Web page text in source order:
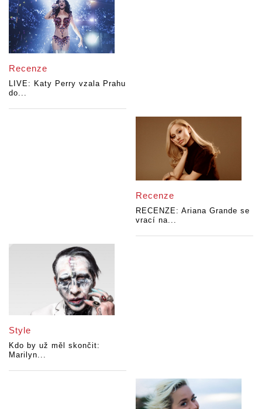
Recenze
LIVE: Katy Perry vzala Prahu
do...
Recenze
RECENZE: Ariana Grande se
vrací na...
Style
Kdo by už měl skončit:
Marilyn...